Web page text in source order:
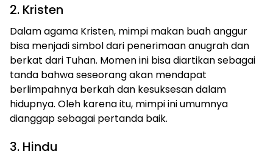
2. Kristen
Dalam agama Kristen, mimpi makan buah anggur
bisa menjadi simbol dari penerimaan anugrah dan
berkat dari Tuhan. Momen ini bisa diartikan sebagai
tanda bahwa seseorang akan mendapat
berlimpahnya berkah dan kesuksesan dalam
hidupnya. Oleh karena itu, mimpi ini umumnya
dianggap sebagai pertanda baik.
3. Hindu